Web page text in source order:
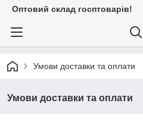
Оптовий склад госптоварів!
Умови доставки та оплати
Умови доставки та оплати